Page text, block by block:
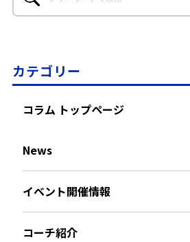
カテゴリー
コラム トップページ
News
イベント開催情報
コーチ紹介